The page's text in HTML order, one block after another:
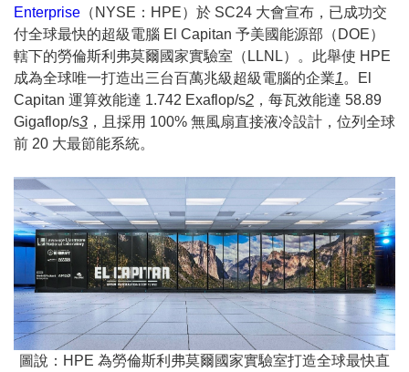
Enterprise （NYSE：HPE）於 SC24 大會宣布，已成功交
付全球最快的超級電腦 El Capitan 予美國能源部（DOE）
轄下的勞倫斯利弗莫爾國家實驗室（LLNL）。此舉使 HPE
成為全球唯一打造出三台百萬兆級超級電腦的企業1 。El
Capitan 運算效能達 1.742 Exaflop/s2 ，每瓦效能達 58.89
Gigaflop/s3 ，且採用 100% 無風扇直接液冷設計，位列全球
前 20 大最節能系統。
圖說：HPE 為勞倫斯利弗莫爾國家實驗室打造全球最快直